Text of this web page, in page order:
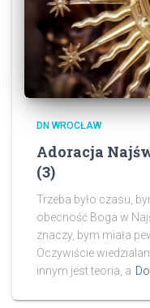
DN WROCŁAW
Adoracja
(3)
Trzeba było czasu,
obecność Boga w
znaczy, bym miała
Oczywiście
innym jest teoria, a